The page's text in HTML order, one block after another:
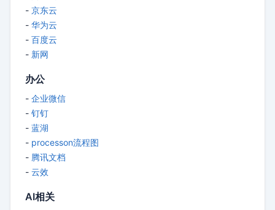
- 京东云
- 华为云
- 百度云
- 新网
办公
- 企业微信
- 钉钉
- 蓝湖
- processon流程图
- 腾讯文档
- 云效
AI相关